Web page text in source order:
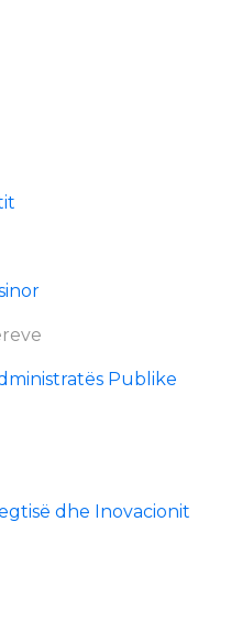
Publike
dhe Inovacionit